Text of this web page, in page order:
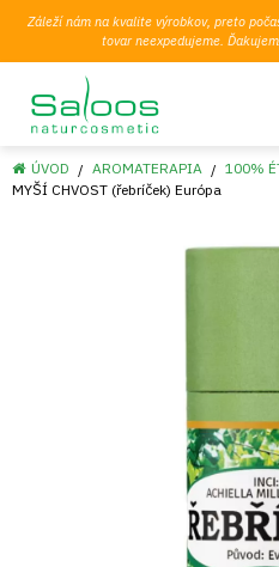
Záleží nám na kvalite výrobkov, preto
tovar neexpedujeme.
ÚVOD AROMATERAPIA 100%
MYŠÍ CHVOST (řebríček) Európa